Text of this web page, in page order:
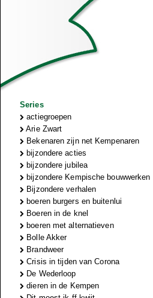
Series
actiegroepen
Arie Zwart
Bekenaren zijn net Kempenaren
bijzondere acties
bijzondere jubilea
bijzondere Kempische bouwwerken
Bijzondere verhalen
boeren burgers en buitenlui
Boeren in de knel
boeren met alternatieven
Bolle Akker
Brandweer
Crisis in tijden van Corona
De Wederloop
dieren in de Kempen